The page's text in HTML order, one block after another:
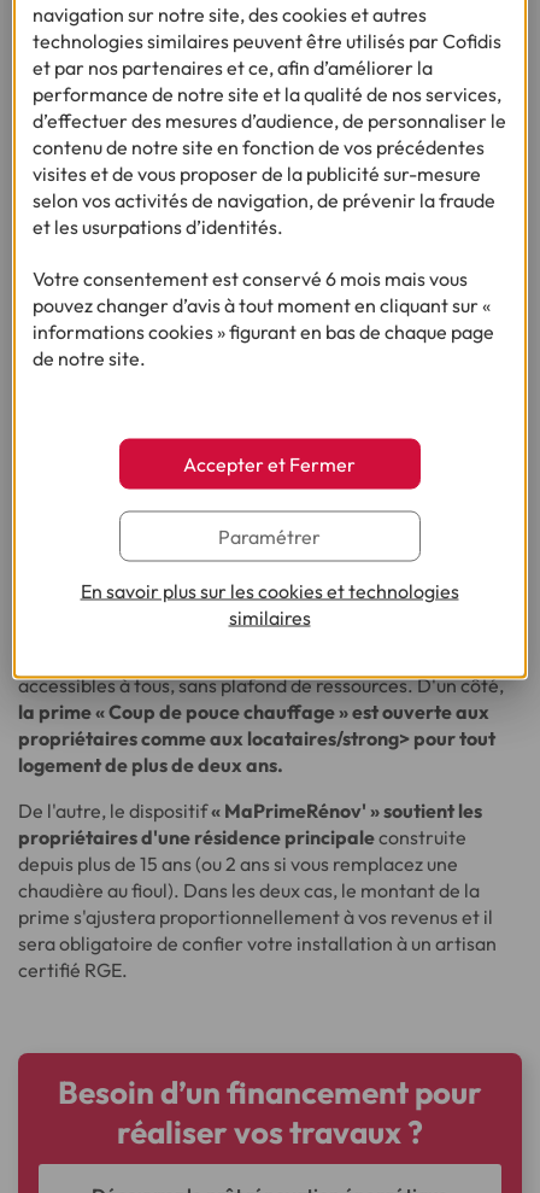
Le solaire combiné ouvre droit aux
aides de l’État
Système de chauffage particulièrement écologique,il
permet d’utiliser une énergie renouvelable à 100 %.Vous
pouvez l’utiliser pour vous chauffer, mais également pour
votre production d’eau chaude sanitaire, et ce, grâce à un
système directement relié à votre circuit de chauffage.
système complémentaire afin de couvrir l’intégralité de
vos besoins. De fait, le rendement de ce type de chauffage
dépend de votre zone géographique et donc du nombre
d’heures d’ensoleillement. Si son coût demeure élevé,
Quelles sont les aides financières
pour changer de chauffage ?
Pour vous aider à remplacer un ancien équipement
polluant (au fioul, gaz ou charbon) par une solution
écologique (pompe à chaleur, chaudière biomasse, solaire
accessibles à tous, sans plafond de ressources. D'un côté,
la prime « Coup de pouce chauffage » est ouverte aux
propriétaires comme aux locataires/strong> pour tout
logement de plus de deux ans.
De l'autre, le dispositif« MaPrimeRénov' » soutient les
propriétaires d'une résidence principaleconstruite
depuis plus de 15 ans (ou 2 ans si vous remplacez une
chaudière au fioul). Dans les deux cas, le montant de la
prime s'ajustera proportionnellement à vos revenus et il
sera obligatoire de confier votre installation à un artisan
certifié RGE.
Besoin d’un financement pour
réaliser vos travaux ?
navigation sur notre site, des cookies et autres
technologies similaires peuvent être utilisés par Cofidis
et par nos partenaires et ce, afin d’améliorer la
performance de notre site et la qualité de nos services,
d’effectuer des mesures d’audience, de personnaliser le
contenu de notre site en fonction de vos précédentes
visites et de vous proposer de la publicité sur-mesure
selon vos activités de navigation, de prévenir la fraude
et les usurpations d’identités.
Votre consentement est conservé 6 mois mais vous
pouvez changer d’avis à tout moment en cliquant sur «
informations cookies » figurant en bas de chaque page
de notre site.
Accepter et Fermer
Paramétrer
En savoir plus sur les cookies et technologies
similaires